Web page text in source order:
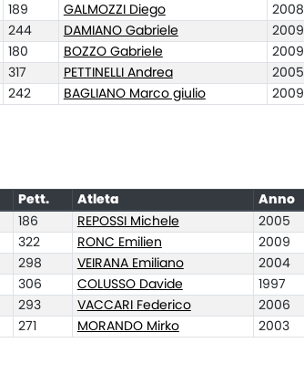
189 GALMOZZI Diego 2008
244 DAMIANO Gabriele 2009
180 BOZZO Gabriele 2009
317 PETTINELLI Andrea 2005
242 BAGLIANO Marco giulio 2009
Pett. Atleta Anno
186 REPOSSI Michele 2005
322 RONC Emilien 2009
298 VEIRANA Emiliano 2004
306 COLUSSO Davide 1997
293 VACCARI Federico 2006
271 MORANDO Mirko 2003